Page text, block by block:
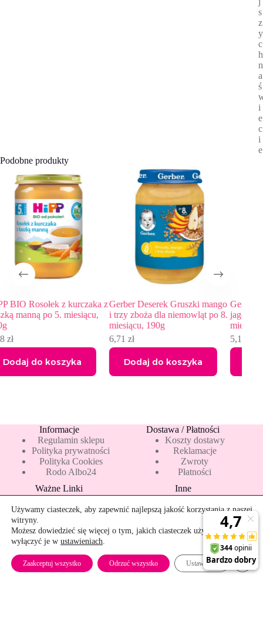
Podobne produkty
zGerber Deserek Gruszki mango
i trzy zboża dla niemowląt po 8.
Dodaj do koszyka
Gerber deserek Krem z
jagód dla niemowląt po 4.
miesiącu, 125g
Dodaj do koszyka
Informacje
Regulamin sklepu
Polityka prywatności
Polityka Cookies
Rodo Albo24
Dostawa / Płatności
Koszty dostawy
Reklamacje
Zwroty
Płatności
Ważne Linki
Blog
Nowości
Bestsellery
Inne
Pakiety 10 mleka
Mapa strony
Rekomendowane
Kontakt
Szybkie zwroty
Używamy ciasteczek, aby zapewnić najlepszą jakość korzystania z naszej
witryny.
Możesz dowiedzieć się więcej o tym, jakich ciasteczek używamy, lub
wyłączyć je w ustawieniach.
Zaakceptuj wszystko Odrzuć wszystko Ustawienia